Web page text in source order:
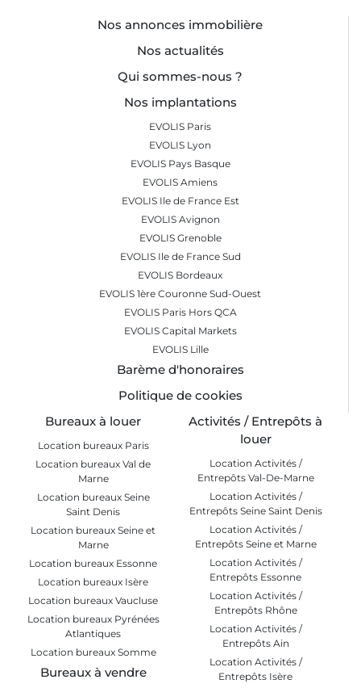
Nos annonces immobilière
Nos actualités
Qui sommes-nous ?
Nos implantations
EVOLIS Paris
EVOLIS Lyon
EVOLIS Pays Basque
EVOLIS Amiens
EVOLIS Ile de France Est
EVOLIS Avignon
EVOLIS Grenoble
EVOLIS Ile de France Sud
EVOLIS Bordeaux
EVOLIS 1ère Couronne Sud-Ouest
EVOLIS Paris Hors QCA
EVOLIS Capital Markets
EVOLIS Lille
Barème d'honoraires
Politique de cookies
Bureaux à louer
Location bureaux Paris
Location bureaux Val de
Marne
Location bureaux Seine
Saint Denis
Location bureaux Seine et
Marne
Location bureaux Essonne
Location bureaux Isère
Location bureaux Vaucluse
Location bureaux Pyrénées
Atlantiques
Location bureaux Somme
Bureaux à vendre
Activités / Entrepôts à
louer
Location Activités /
Entrepôts Val-De-Marne
Location Activités /
Entrepôts Seine Saint Denis
Location Activités /
Entrepôts Seine et Marne
Location Activités /
Entrepôts Essonne
Location Activités /
Entrepôts Rhône
Location Activités /
Entrepôts Ain
Location Activités /
Entrepôts Isère